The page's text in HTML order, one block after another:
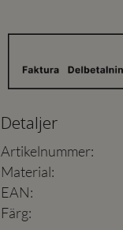
Detaljer
Artikelnummer:
Material:
EAN:
Färg: